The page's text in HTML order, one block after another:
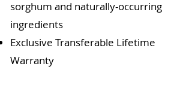
sorghum and naturally-occurring
ingredients
Exclusive Transferable Lifetime
Warranty